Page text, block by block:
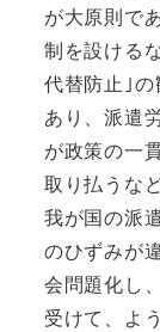
が大原則で
制を設ける
代替防止｣
あり、派遣
が政策の一
取り払うな
我が国の派
のひずみが
会問題化し
受けて、よ